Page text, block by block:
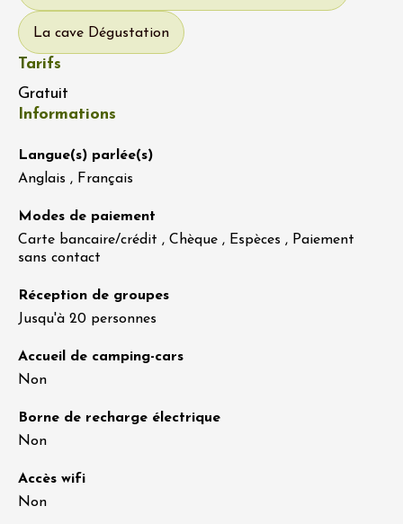
La cave Dégustation
Tarifs
Gratuit
Informations
Langue(s) parlée(s)
Anglais , Français
Modes de paiement
Carte bancaire/crédit , Chèque , Espèces , Paiement
sans contact
Réception de groupes
Jusqu'à 20 personnes
Accueil de camping-cars
Non
Borne de recharge électrique
Non
Accès wifi
Non